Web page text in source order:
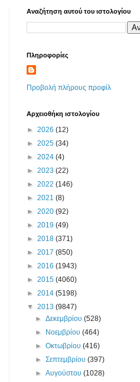
Αναζήτηση αυτού του ιστολογίου
Πληροφορίες
Προβολή πλήρους προφίλ
Αρχειοθήκη ιστολογίου
► 2026 (12)
► 2025 (34)
► 2024 (4)
► 2023 (22)
► 2022 (146)
► 2021 (8)
► 2020 (92)
► 2019 (49)
► 2018 (371)
► 2017 (850)
► 2016 (1943)
► 2015 (4060)
► 2014 (5198)
▼ 2013 (9847)
►Δεκεμβρίου(528)
►
Νοεμβρίου(464)
►Οκτωβρίου(416)
►Σεπτεμβρίου(397)
►Αυγούστου(1028)